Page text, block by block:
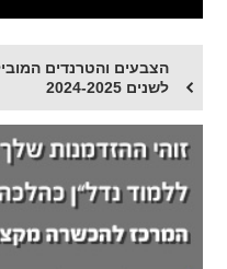
הצבעים והטרנדים
לשנים 2024-2025